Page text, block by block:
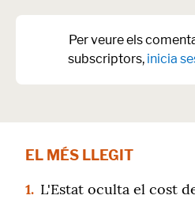
Per veure els
subscriptors, inicia
EL MÉS LLEGIT
1. L'Estat oculta el cost